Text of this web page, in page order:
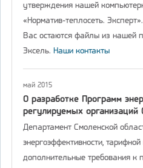
утверждения нашей
«Норматив-теплосеть.
Вас остаются файлы из нашей
Эксель. Наши контакты
май 2015
О разработке Программ
регулируемых организаций
Департамент Смоленской
энергоэффективности,
дополнительные требования к